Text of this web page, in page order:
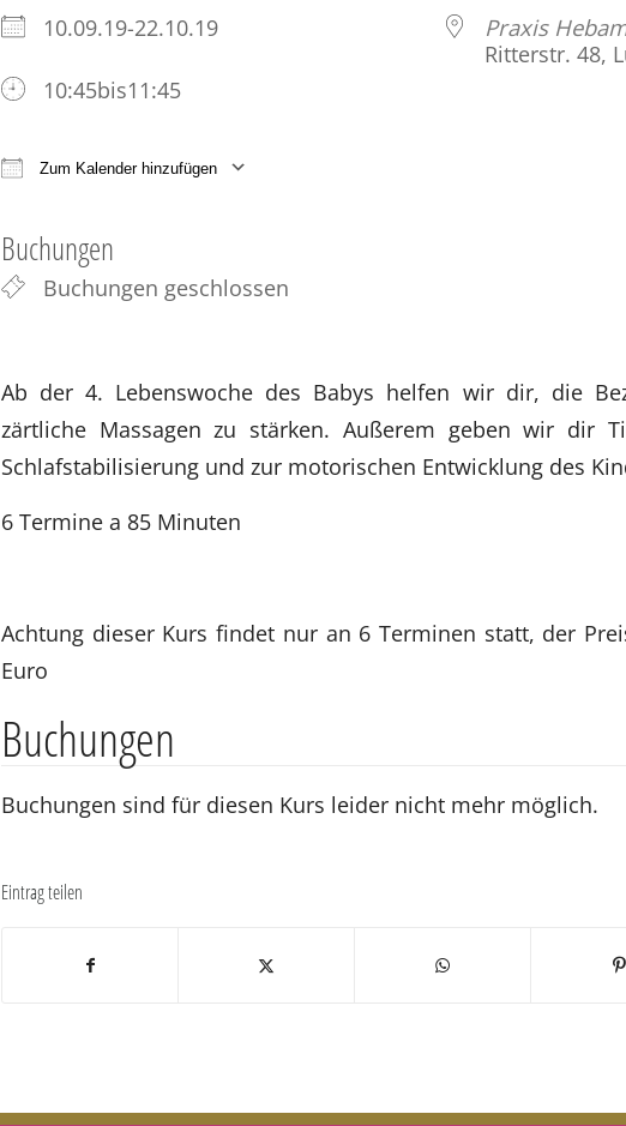
10.09.19-22.10.19
10:45bis11:45
Zum Kalender hinzufügen
Buchungen
Buchungen geschlossen
Praxis
Ritterstr. 48,
Ab der 4. Lebenswoche des Babys helfen wir dir, die
zärtliche Massagen zu stärken. Außerem geben wir dir
Schlafstabilisierung und zur motorischen Entwicklung des
6 Termine a 85 Minuten
Achtung dieser Kurs findet nur an 6 Terminen statt, der
Euro
Buchungen
Buchungen sind für diesen Kurs leider nicht mehr möglich.
Eintrag teilen